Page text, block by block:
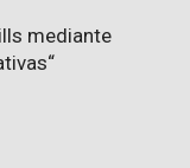
mediante